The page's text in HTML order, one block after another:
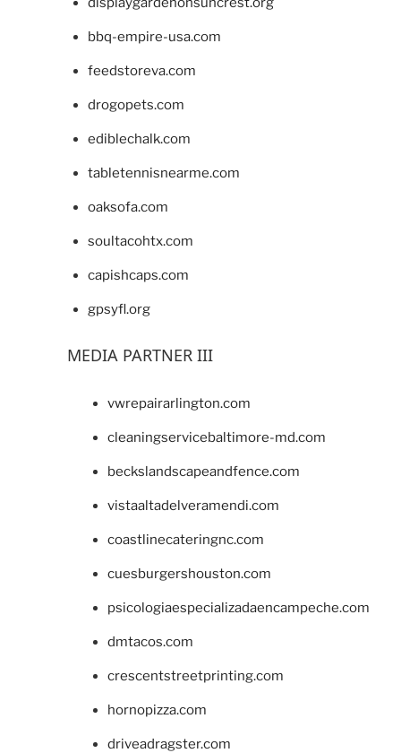
bbq-empire-usa.com
feedstoreva.com
drogopets.com
ediblechalk.com
tabletennisnearme.com
oaksofa.com
soultacohtx.com
capishcaps.com
gpsyfl.org
MEDIA PARTNER III
vwrepairarlington.com
cleaningservicebaltimore-md.com
beckslandscapeandfence.com
vistaaltadelveramendi.com
coastlinecateringnc.com
cuesburgershouston.com
psicologiaespecializadaencampeche.com
dmtacos.com
crescentstreetprinting.com
hornopizza.com
driveadragster.com